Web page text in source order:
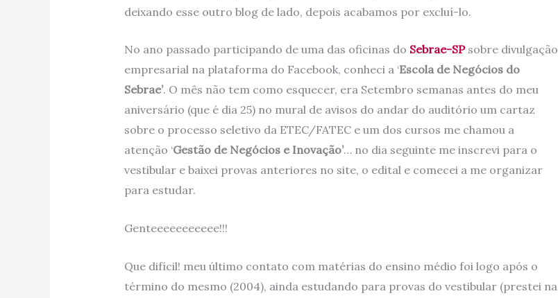
deixando esse outro blog de lado, depois acabamos por excluí-lo.
No ano passado participando de uma das oficinas do Sebrae-SPsobre divulgação
empresarial na plataforma do Facebook, conheci a ‘Escola de Negócios do
Sebrae’. O mês não tem como esquecer, era Setembro semanas antes do meu
aniversário (que é dia 25) no mural de avisos do andar do auditório um cartaz
sobre o processo seletivo da ETEC/FATEC e um dos cursos me chamou a
atenção ‘Gestão de Negócios e Inovação’… no dia seguinte me inscrevi para o
vestibular e baixei provas anteriores no site, o edital e comecei a me organizar
para estudar.
Genteeeeeeeeeee!!!
Que difícil! meu último contato com matérias do ensino médio foi logo após o
término do mesmo (2004), ainda estudando para provas do vestibular (prestei na